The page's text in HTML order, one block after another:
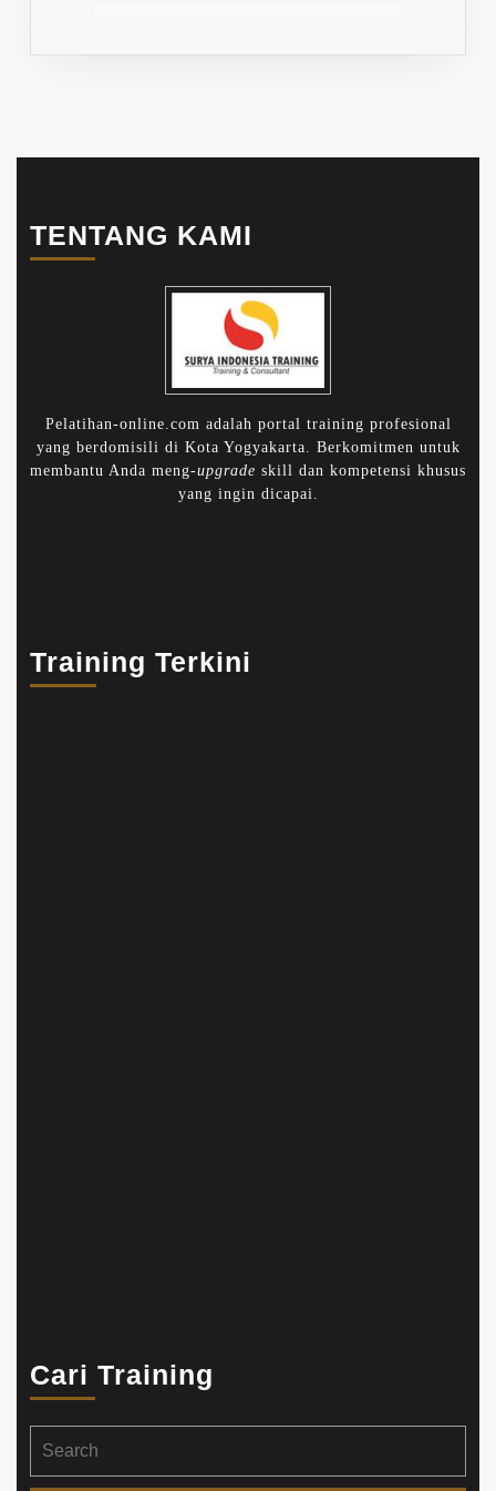
TENTANG KAMI
Pelatihan-online.com adalah portal training profesional
yang berdomisili di Kota Yogyakarta. Berkomitmen untuk
membantu Anda meng-upgrade skill dan kompetensi khusus
yang ingin dicapai.
Training Terkini
Cari Training
for: